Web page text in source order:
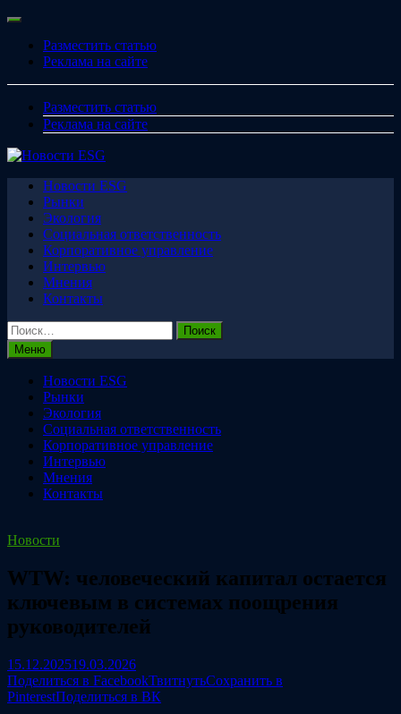
Перейти
содержимому
Меню
Разместить статью
Реклама на сайте
Разместить статью
Реклама на сайте
Новости ESG
Рынки
Экология
Социальная ответственность
Корпоративное управление
Интервью
Мнения
Контакты
Найти:
Меню
Новости ESG
Рынки
Экология
Социальная ответственность
Корпоративное управление
Интервью
Мнения
Контакты
Новости
WTW: человеческий капитал остается
ключевым в системах поощрения
руководителей
15.12.202519.03.2026
Поделиться в FacebookТвитнутьСохранить в
PinterestПоделиться в ВК